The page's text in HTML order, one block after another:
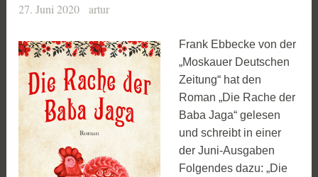
27. Juni 2020 artur
Frank Ebbecke von der
„Moskauer Deutschen
Zeitung“ hat den
Roman „Die Rache der
Baba Jaga“ gelesen
und schreibt in einer
der Juni-Ausgaben
Folgendes dazu: „Die